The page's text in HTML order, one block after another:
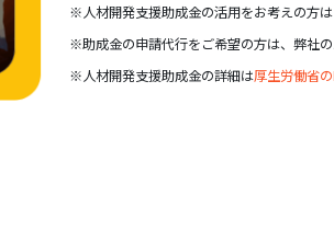
※人材開発支援助成金の活用をお考えの方は
※助成金の申請代行をご希望の方は、弊社
※人材開発支援助成金の詳細は厚生労働省